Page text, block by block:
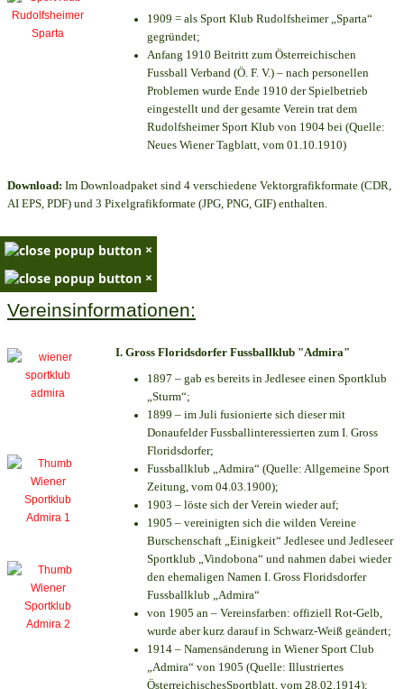
1909 = als Sport Klub Rudolfsheimer „Sparta“
gegründet;
Anfang 1910 Beitritt zum Österreichischen
Fussball Verband (Ö. F. V.) – nach personellen
Problemen wurde Ende 1910 der Spielbetrieb
eingestellt und der gesamte Verein trat dem
Rudolfsheimer Sport Klub von 1904 bei (Quelle:
Neues Wiener Tagblatt, vom 01.10.1910)
Download: Im Downloadpaket sind 4 verschiedene Vektorgrafikformate (CDR,
AI EPS, PDF) und 3 Pixelgrafikformate (JPG, PNG, GIF) enthalten.
×
×
Vereinsinformationen:
I. Gross Floridsdorfer Fussballklub "Admira"
1897 – gab es bereits in Jedlesee einen Sportklub
„Sturm“;
1899 – im Juli fusionierte sich dieser mit
Donaufelder Fussballinteressierten zum I. Gross
Floridsdorfer;
Fussballklub „Admira“ (Quelle: Allgemeine Sport
Zeitung, vom 04.03.1900);
1903 – löste sich der Verein wieder auf;
1905 – vereinigten sich die wilden Vereine
Burschenschaft „Einigkeit“ Jedlesee und Jedleseer
Sportklub „Vindobona“ und nahmen dabei wieder
den ehemaligen Namen I. Gross Floridsdorfer
Fussballklub „Admira“
von 1905 an – Vereinsfarben: offiziell Rot-Gelb,
wurde aber kurz darauf in Schwarz-Weiß geändert;
1914 – Namensänderung in Wiener Sport Club
„Admira“ von 1905 (Quelle: Illustriertes
ÖsterreichischesSportblatt, vom 28.02.1914);